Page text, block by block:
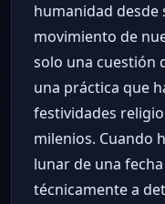
humanidad desde
movimiento de
solo una cuestión
una práctica que
festividades
milenios. Cuando
lunar de una
técnicamente a